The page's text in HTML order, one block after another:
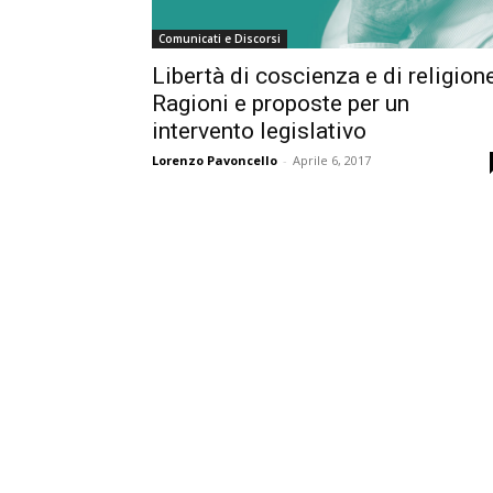
Comunicati e Discorsi
Libertà di coscienza e di
Ragioni e proposte per un
intervento legislativo
Lorenzo Pavoncello - Aprile 6, 2017